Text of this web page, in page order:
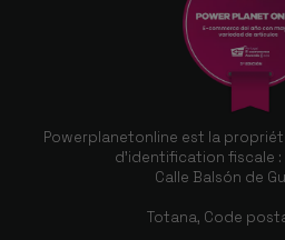
Powerplanetonline est la
d'identification fiscale :
Calle Balsón de
Totana, Code